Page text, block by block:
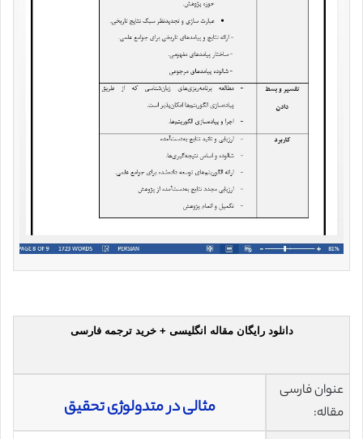
دانلود رایگان مقاله انگلیسی + خرید ترجمه فارسی
عنوان فارسی
مقاله:
مثالی در متدولوژی تحقیق